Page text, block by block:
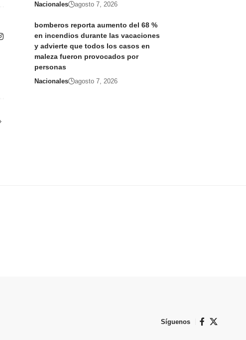
Nacionales agosto 7, 2026
bomberos reporta aumento del 68 %
en incendios durante las vacaciones
y advierte que todos los casos en
maleza fueron provocados por
personas
Nacionales agosto 7, 2026
Síguenos